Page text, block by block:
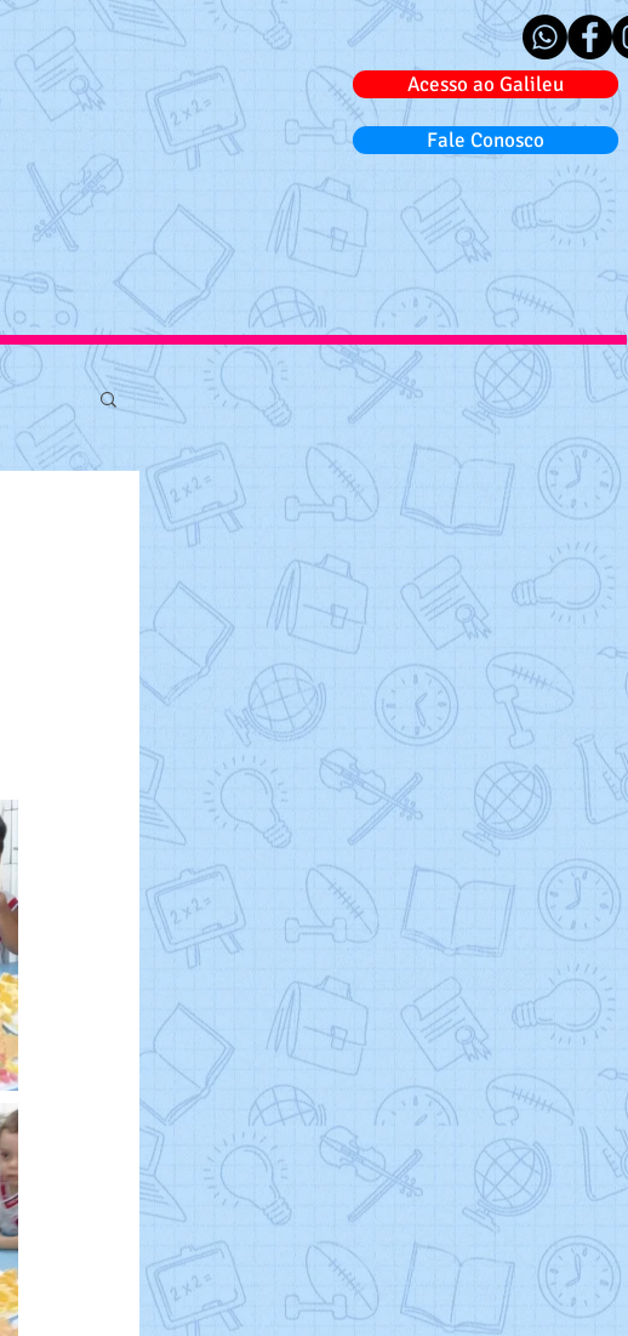
Acesso ao Galileu
Fale Conosco